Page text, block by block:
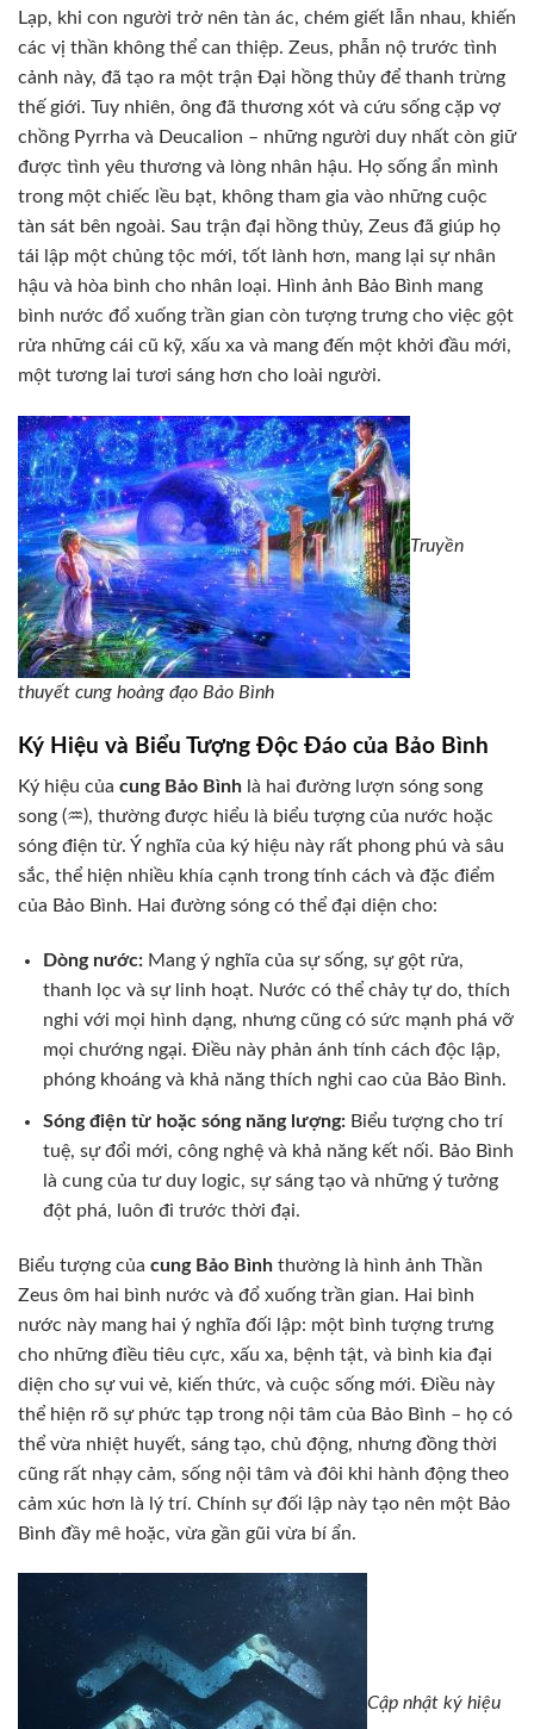
Lạp, khi con người trở nên tàn ác, chém giết lẫn nhau, khiến
các vị thần không thể can thiệp. Zeus, phẫn nộ trước tình
cảnh này, đã tạo ra một trận Đại hồng thủy để thanh trừng
thế giới. Tuy nhiên, ông đã thương xót và cứu sống cặp vợ
chồng Pyrrha và Deucalion – những người duy nhất còn giữ
được tình yêu thương và lòng nhân hậu. Họ sống ẩn mình
trong một chiếc lều bạt, không tham gia vào những cuộc
tàn sát bên ngoài. Sau trận đại hồng thủy, Zeus đã giúp họ
tái lập một chủng tộc mới, tốt lành hơn, mang lại sự nhân
hậu và hòa bình cho nhân loại. Hình ảnh Bảo Bình mang
bình nước đổ xuống trần gian còn tượng trưng cho việc gột
rửa những cái cũ kỹ, xấu xa và mang đến một khởi đầu mới,
một tương lai tươi sáng hơn cho loài người.
Truyền
thuyết cung hoàng đạo Bảo Bình
Ký Hiệu và Biểu Tượng Độc Đáo của Bảo Bình
Ký hiệu của cung Bảo Bình là hai đường lượn sóng song
song (♒), thường được hiểu là biểu tượng của nước hoặc
sóng điện từ. Ý nghĩa của ký hiệu này rất phong phú và sâu
sắc, thể hiện nhiều khía cạnh trong tính cách và đặc điểm
của Bảo Bình. Hai đường sóng có thể đại diện cho:
Dòng nước:Mang ý nghĩa của sự sống, sự gột rửa,
thanh lọc và sự linh hoạt. Nước có thể chảy tự do, thích
nghi với mọi hình dạng, nhưng cũng có sức mạnh phá vỡ
mọi chướng ngại. Điều này phản ánh tính cách độc lập,
phóng khoáng và khả năng thích nghi cao của Bảo Bình.
Sóng điện từ hoặc sóng năng lượng:Biểu tượng cho trí
tuệ, sự đổi mới, công nghệ và khả năng kết nối. Bảo Bình
là cung của tư duy logic, sự sáng tạo và những ý tưởng
đột phá, luôn đi trước thời đại.
Biểu tượng của cung Bảo Bình thường là hình ảnh Thần
Zeus ôm hai bình nước và đổ xuống trần gian. Hai bình
nước này mang hai ý nghĩa đối lập: một bình tượng trưng
cho những điều tiêu cực, xấu xa, bệnh tật, và bình kia đại
diện cho sự vui vẻ, kiến thức, và cuộc sống mới. Điều này
thể hiện rõ sự phức tạp trong nội tâm của Bảo Bình – họ có
thể vừa nhiệt huyết, sáng tạo, chủ động, nhưng đồng thời
cũng rất nhạy cảm, sống nội tâm và đôi khi hành động theo
cảm xúc hơn là lý trí. Chính sự đối lập này tạo nên một Bảo
Bình đầy mê hoặc, vừa gần gũi vừa bí ẩn.
Cập nhật ký hiệu